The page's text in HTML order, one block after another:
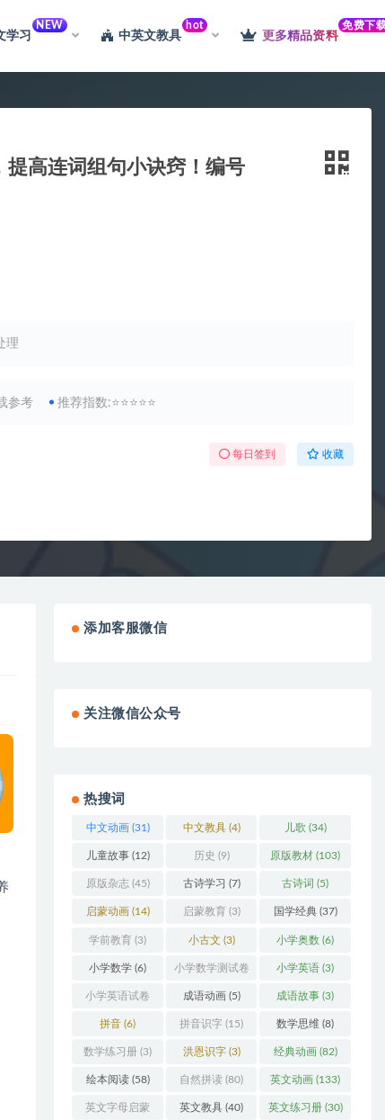
学习
NEW
中英文教具
hot
更多精品资料
免费下
高连词组句小诀窍！编号
理
参考 推荐指数:⭐⭐⭐⭐⭐
每日签到 收藏
添加客服微信
关注微信公众号
热搜词
中文动画(31) 中文教具(4) 儿歌 (34)
儿童故事(12) 历史 (9) 原版教材 (103)
原版杂志(45) 古诗学习 (7) 古诗词 (5)
启蒙动画 (14) 启蒙教育 (3) 国学经典(37)
学前教育 (3) 小古文 (3) 小学奥数 (6)
小学数学 (6) 小学数学测试卷
(5)
小学英语 (3)
小学英语试卷
(3)
成语动画(5) 成语故事 (3)
拼音 (6) 拼音识字 (15) 数学思维 (8)
数学练习册 (3) 洪恩识字(3) 经典动画(82)
绘本阅读(58) 自然拼读 (80) 英文动画 (133)
英文字母启蒙 英文教具 (40) 英文练习册(30)